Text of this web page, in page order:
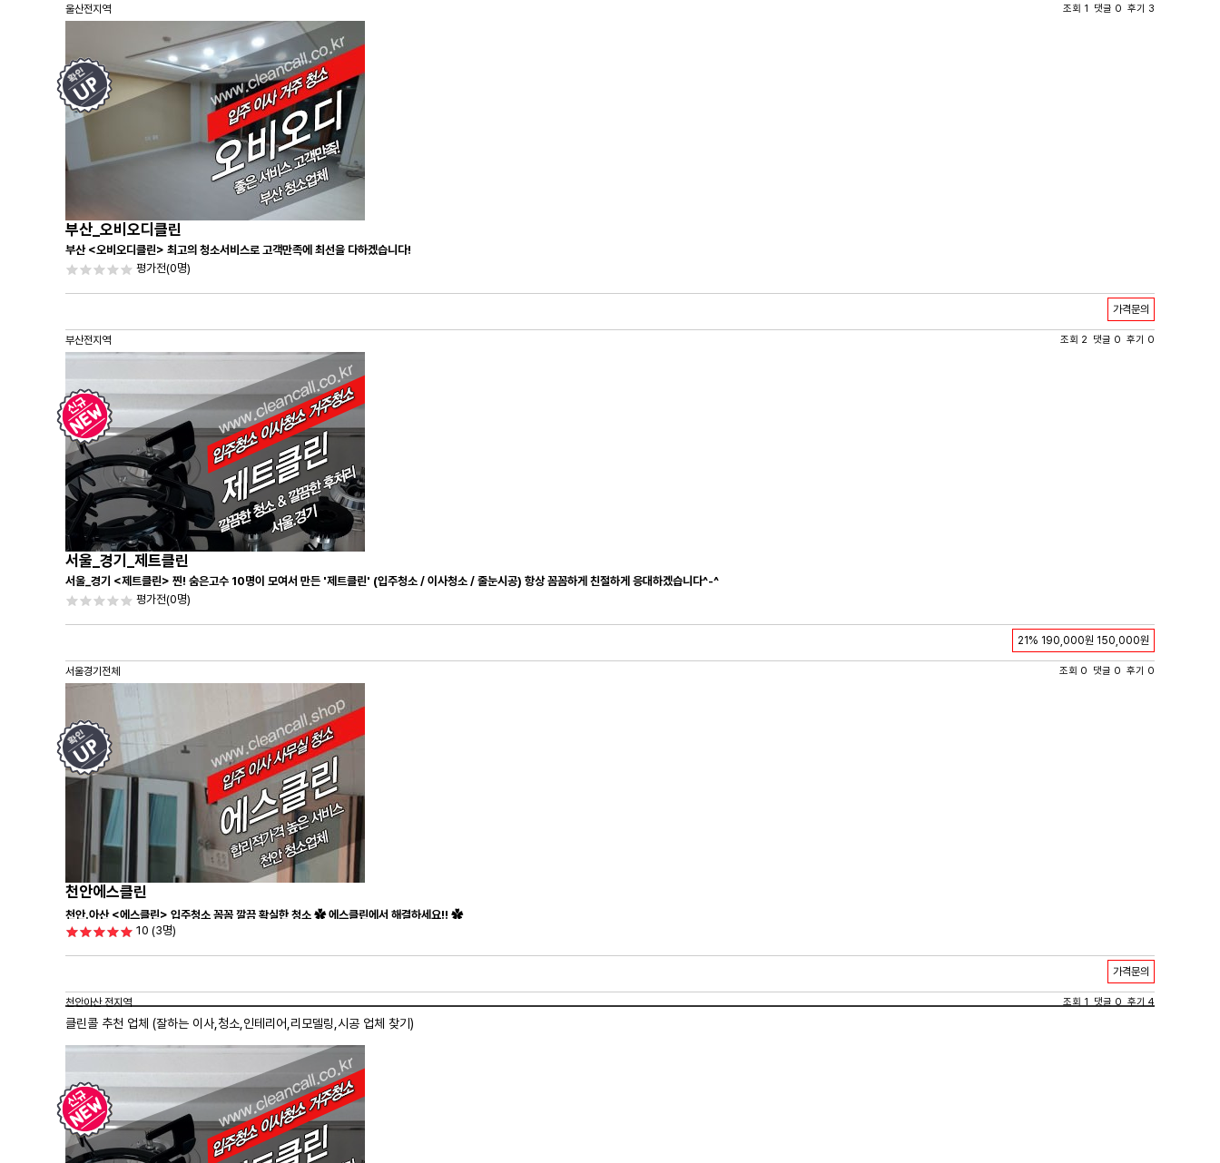
울산전지역 조회 1 댓글 0 후기 3
부산_오비오디클린
부산 <오비오디클린> 최고의 청소서비스로 고객만족에 최선을 다하겠습니다!
평가전(0명)
가격문의
부산전지역 조회 2 댓글 0 후기 0
서울_경기_제트클린
서울_경기 <제트클린> 찐! 숨은고수 10명이 모여서 만든 '제트클린' (입주청소 / 이사청소 / 줄눈시공) 항상 꼼꼼하게 친절하게 응대하겠습니다^-^
평가전(0명)
21% 190,000원 150,000원
서울경기전체 조회 0 댓글 0 후기 0
천안에스클린
천안.아산 <에스클린> 입주청소 꼼꼼 깔끔 확실한 청소 ✿ 에스클린에서 해결하세요!! ✿
10 (3명)
가격문의
천안아산 전지역 조회 1 댓글 0 후기 4
클린콜 추천 업체 (잘하는 이사, 청소 ,인테리어,리모델링,시공 업체 찾기)